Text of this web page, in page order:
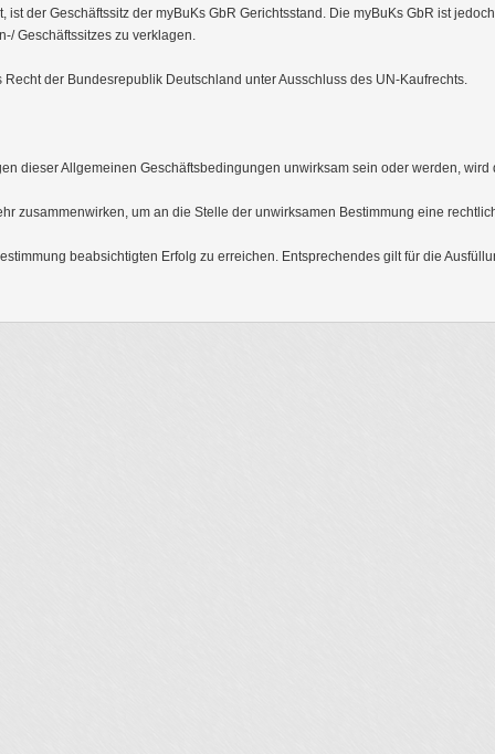
ist der Geschäftssitz der myBuKs GbR Gerichtsstand. Die myBuKs GbR ist
Geschäftssitzes zu verklagen.
der Bundesrepublik Deutschland unter Ausschluss des UN-Kaufrechts.
dieser Allgemeinen Geschäftsbedingungen unwirksam sein oder werden, wird
zusammenwirken, um an die Stelle der unwirksamen Bestimmung eine
beabsichtigten Erfolg zu erreichen. Entsprechendes gilt für die